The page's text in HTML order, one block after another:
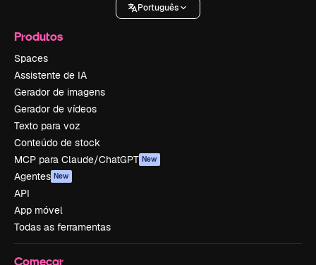
Português
Produtos
Spaces
Assistente de IA
Gerador de imagens
Gerador de vídeos
Texto para voz
Conteúdo de stock
MCP para Claude/ChatGPT New
Agentes New
API
App móvel
Todas as ferramentas
Começar